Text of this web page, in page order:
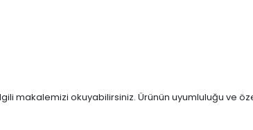
ilgili makalemizi okuyabilirsiniz. Ürünün uyumluluğu